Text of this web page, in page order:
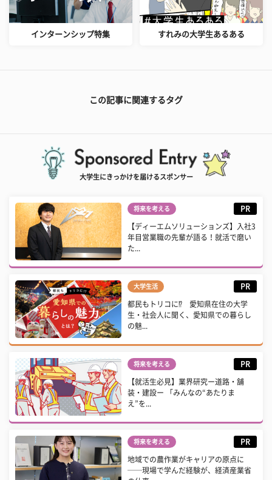
インターンシップ特集 すれみの大学生あるある
この記事に関連するタグ
大学生にきっかけを届けるスポンサー
将来を考える PR
【ディーエムソリューションズ】入社3
年目営業職の先輩が語る！就活で磨い
た...
大学生活 PR
都民もトリコに⁉ 愛知県在住の大学
生・社会人に聞く、愛知県での暮らし
の魅...
将来を考える PR
【就活生必見】業界研究ー道路・舗
装・建設ー 「みんなの“あたりま
え”を...
将来を考える PR
地域での農作業がキャリアの原点に
──現場で学んだ経験が、経済産業省